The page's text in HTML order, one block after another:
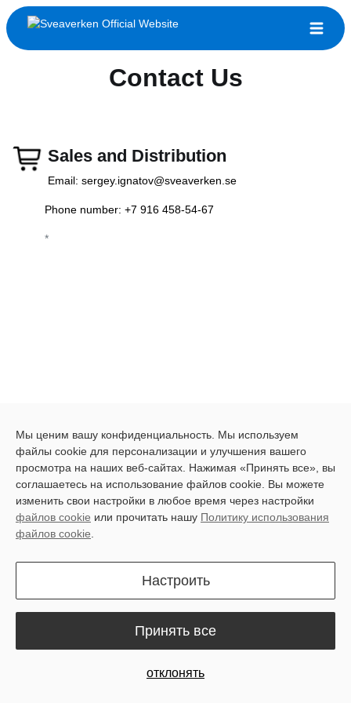
Contact Us
Sales and Distribution
Email: sergey.ignatov@sveaverken.se
Phone number: +7 916 458-54-67
*
Get in touch. We're here to help!
Name
Phone Number
Мы ценим вашу конфиденциальность. Мы используем
файлы cookie для персонализации и улучшения вашего
просмотра на наших веб-сайтах. Нажимая «Принять все», вы
соглашаетесь на использование файлов cookie. Вы можете
изменить свои настройки в любое время через настройки
файлов cookie или прочитать нашу Политику использования
файлов cookie
Настроить
отклонять
Принять все